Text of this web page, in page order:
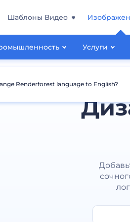
Шаблоны Видео
Услуги
Renderforest language to English?